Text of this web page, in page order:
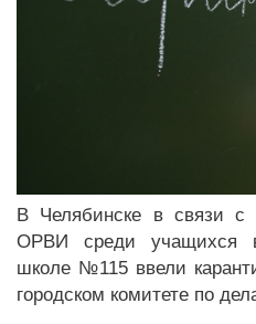
В Челябинске в связи с
ОРВИ среди учащихся в
школе №115 ввели
городском комитете по